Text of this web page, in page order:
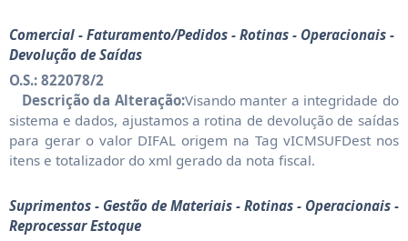
Comercial - Faturamento/Pedidos - Rotinas - Operacionais -
Devolução de Saídas
O.S.: 822078/2
Descrição da Alteração:Visando manter a integridade do
sistema e dados, ajustamos a rotina de devolução de saídas
para gerar o valor DIFAL origem na Tag vICMSUFDest nos
itens e totalizador do xml gerado da nota fiscal.
Suprimentos - Gestão de Materiais - Rotinas - Operacionais -
Reprocessar Estoque